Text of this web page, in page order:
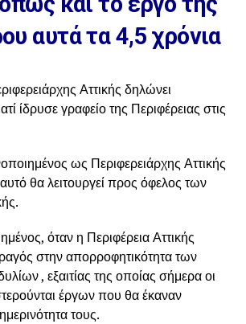
αυτά τα 4,5 χρόνια
Αττικής δηλώνει
ίδρυσε γραφείο της Περιφέρειας στις
ως Περιφερειάρχης Αττικής
θα λειτουργεί προς όφελος των
όταν η Περιφέρεια Αττικής
στην απορροφητικότητα των
, εξαιτίας της οποίας σήμερα οι
έργων που θα έκαναν
τους.